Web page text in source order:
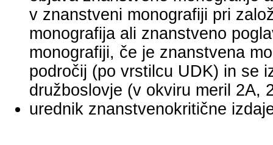
v znanstveni monografiji pri
monografija ali znanstveno
monografiji, če je znanstvena
področij (po vrstilcu UDK) in se
družboslovje (v okviru meril 2A,
urednik znanstvenokritične